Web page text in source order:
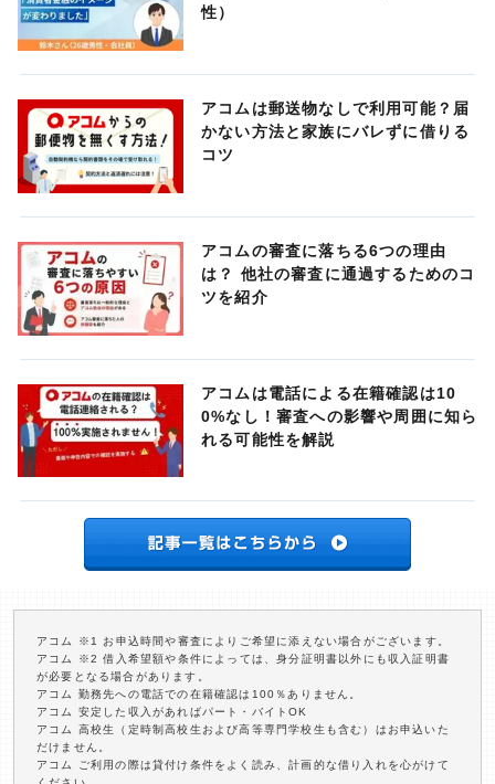
性）
アコムは郵送物なしで利用可能？届
かない方法と家族にバレずに借りる
コツ
アコムの審査に落ちる6つの理由
は？ 他社の審査に通過するためのコ
ツを紹介
アコムは電話による在籍確認は10
0%なし！審査への影響や周囲に知ら
れる可能性を解説
アコム ※1 お申込時間や審査によりご希望に添えない場合がございます。
アコム ※2 借入希望額や条件によっては、身分証明書以外にも収入証明書
が必要となる場合があります。
アコム 勤務先への電話での在籍確認は100％ありません。
アコム 安定した収入があればパート・バイトOK
アコム 高校生（定時制高校生および高等専門学校生も含む）はお申込いた
だけません。
アコム ご利用の際は貸付け条件をよく読み、計画的な借り入れを心がけて